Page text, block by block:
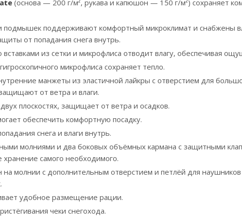
(основа — 200 г/м², рукава и капюшон — 150 г/м²) сохраняет
подмышек поддерживают комфортный микроклимат и снабжены
от попадания снега внутрь.
из сетки и микрофлиса отводит влагу, обеспечивая
микрофлиса сохраняет тепло.
манжеты из эластичной лайкры с отверстием для
от ветра и влаги.
плоскостях, защищает от ветра и осадков.
обеспечить комфортную посадку.
снега и влаги внутрь.
молниями и два боковых объёмных кармана с защитными
самого необходимого.
молнии с дополнительным отверстием и петлёй для
удобное размещение рации.
чеки снегохода.